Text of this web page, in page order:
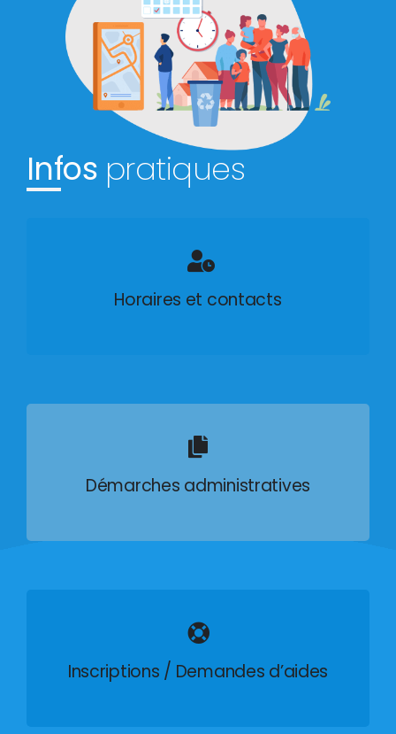
Infos pratiques
Horaires et contacts
Démarches administratives
Inscriptions / Demandes d’aides